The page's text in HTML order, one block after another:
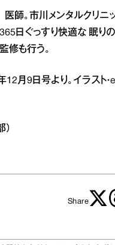
師。市川メンタルクリニッ
日ぐっすり快適な 眠りの
修も行う。
12月9日号より。イラスト
）
Share